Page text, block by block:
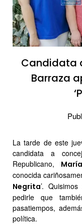
Candidata
Barraza
La tarde de este
candidata a
Republicano,
conocida
Negrita’.
pedirle que
pasatiempos,
política.